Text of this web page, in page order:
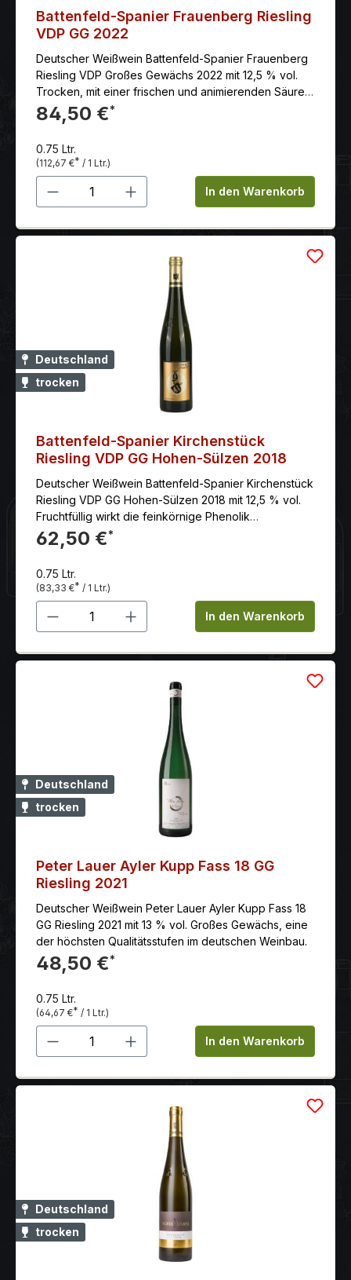
Battenfeld-Spanier Frauenberg Riesling
VDP GG 2022
Deutscher Weißwein Battenfeld-Spanier Frauenberg
Riesling VDP Großes Gewächs 2022 mit 12,5 % vol.
Trocken, mit einer frischen und animierenden Säure.
Er hat einen prägnant mineralischen Körper, hohes
Volumen und eine lange Länge.
84,50 €*
0.75 Ltr.
(112,67 €* / 1 Ltr.)
Produkt Anzahl: Gib denIn den Warenkorb
Deutschland
trocken
Battenfeld-Spanier Kirchenstück
Riesling VDP GG Hohen-Sülzen 2018
Deutscher Weißwein Battenfeld-Spanier Kirchenstück
Riesling VDP GG Hohen-Sülzen 2018 mit 12,5 % vol.
Fruchtfüllig wirkt die feinkörnige Phenolik
mundwässernd und wird befeuert vom jugendlichen
doch vollreifen Säurenerv. Komplex und tiefgründig
herbe Finish.
62,50 €*
0.75 Ltr.
(83,33 €* / 1 Ltr.)
Produkt Anzahl: Gib denIn den Warenkorb
Deutschland
trocken
Peter Lauer Ayler Kupp Fass 18 GG
Riesling 2021
Deutscher Weißwein Peter Lauer Ayler Kupp Fass 18
GG Riesling 2021 mit 13 % vol. Großes Gewächs, eine
der höchsten Qualitätsstufen im deutschen Weinbau.
48,50 €*
0.75 Ltr.
(64,67 €* / 1 Ltr.)
Produkt Anzahl: Gib denIn den Warenkorb
Deutschland
trocken